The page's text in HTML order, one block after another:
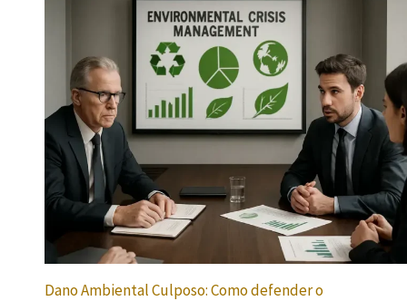
Dano Ambiental Culposo: Como defender o